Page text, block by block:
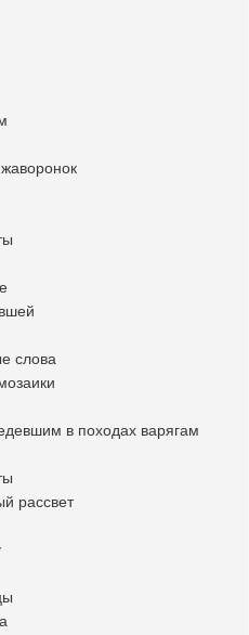
слова
в походах варягам
рассвет